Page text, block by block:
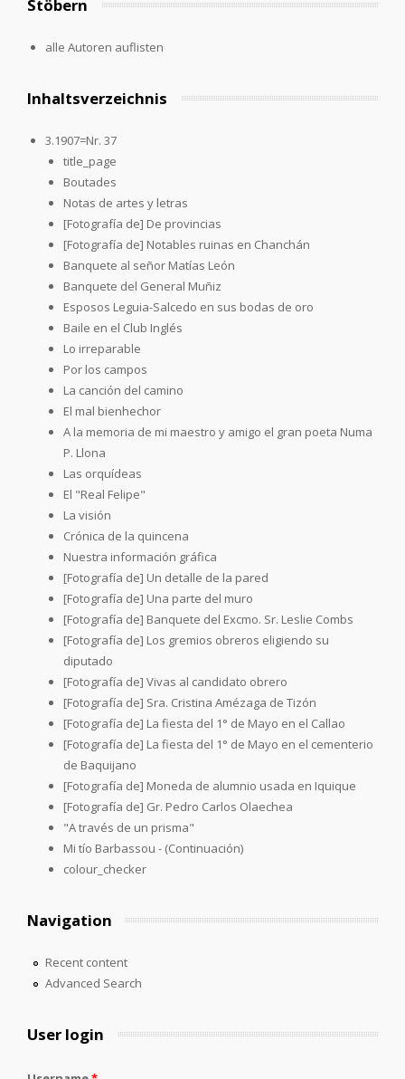
Stöbern
alle Autoren auflisten
Inhaltsverzeichnis
3.1907=Nr. 37
title_page
Boutades
Notas de artes y letras
[Fotografía de] De provincias
[Fotografía de] Notables ruinas en Chanchán
Banquete al señor Matías León
Banquete del General Muñiz
Esposos Leguia-Salcedo en sus bodas de oro
Baile en el Club Inglés
Lo irreparable
Por los campos
La canción del camino
El mal bienhechor
A la memoria de mi maestro y amigo el gran poeta Numa
P. Llona
Las orquídeas
El "Real Felipe"
La visión
Crónica de la quincena
Nuestra información gráfica
[Fotografía de] Un detalle de la pared
[Fotografía de] Una parte del muro
[Fotografía de] Banquete del Excmo. Sr. Leslie Combs
[Fotografía de] Los gremios obreros eligiendo su
diputado
[Fotografía de] Vivas al candidato obrero
[Fotografía de] Sra. Cristina Amézaga de Tizón
[Fotografía de] La fiesta del 1° de Mayo en el Callao
[Fotografía de] La fiesta del 1° de Mayo en el cementerio
de Baquijano
[Fotografía de] Moneda de alumnio usada en Iquique
[Fotografía de] Gr. Pedro Carlos Olaechea
"A través de un prisma"
Mi tío Barbassou - (Continuación)
colour_checker
Navigation
Recent content
Advanced Search
User login